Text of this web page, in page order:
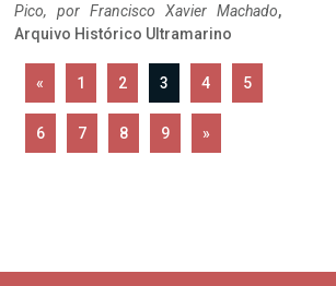
Pico, por Francisco Xavier Machado,
Arquivo Histórico Ultramarino
« 1 2 3 4 5
6 7 8 9 »